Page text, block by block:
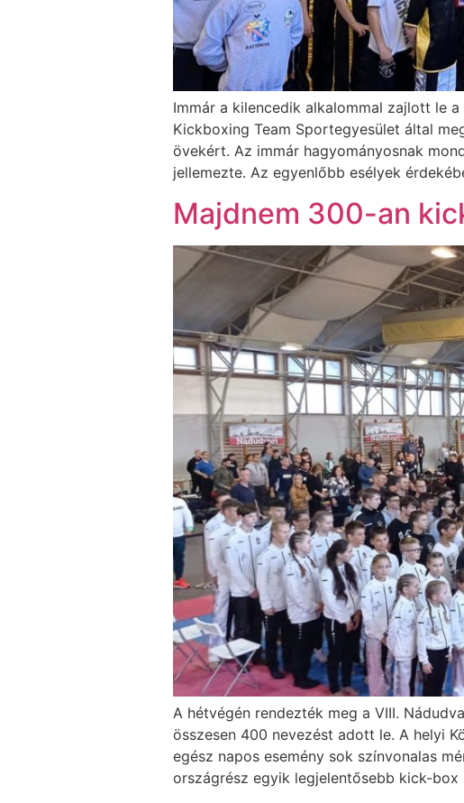
Immár a kilencedik alkalommal zajlott le
Kickboxing Team Sportegyesület által
övekért. Az immár hagyományosnak
jellemezte. Az egyenlőbb esélyek
Majdnem 300-an
A hétvégén rendezték meg a VIII.
összesen 400 nevezést adott le. A helyi
egész napos esemény sok színvonalas
országrész egyik legjelentősebb kick-